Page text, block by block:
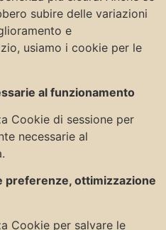
subire delle variazioni
e
usiamo i cookie per le
al funzionamento
Cookie di sessione per
necessarie al
preferenze, ottimizzazione
Cookie per salvare le